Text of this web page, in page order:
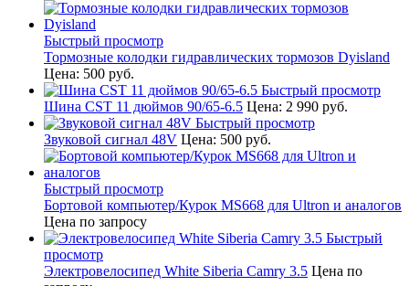
Быстрый просмотр
Тормозные колодки гидравлических тормозов Dyisland
Цена: 500 руб.
Быстрый просмотр
Шина CST 11 дюймов 90/65-6.5 Цена: 2 990 руб.
Быстрый просмотр
Звуковой сигнал 48V Цена: 500 руб.
Быстрый просмотр
Бортовой компьютер/Курок MS668 для Ultron и аналогов
Цена по запросу
Быстрый
просмотр
Электровелосипед White Siberia Camry 3.5 Цена по